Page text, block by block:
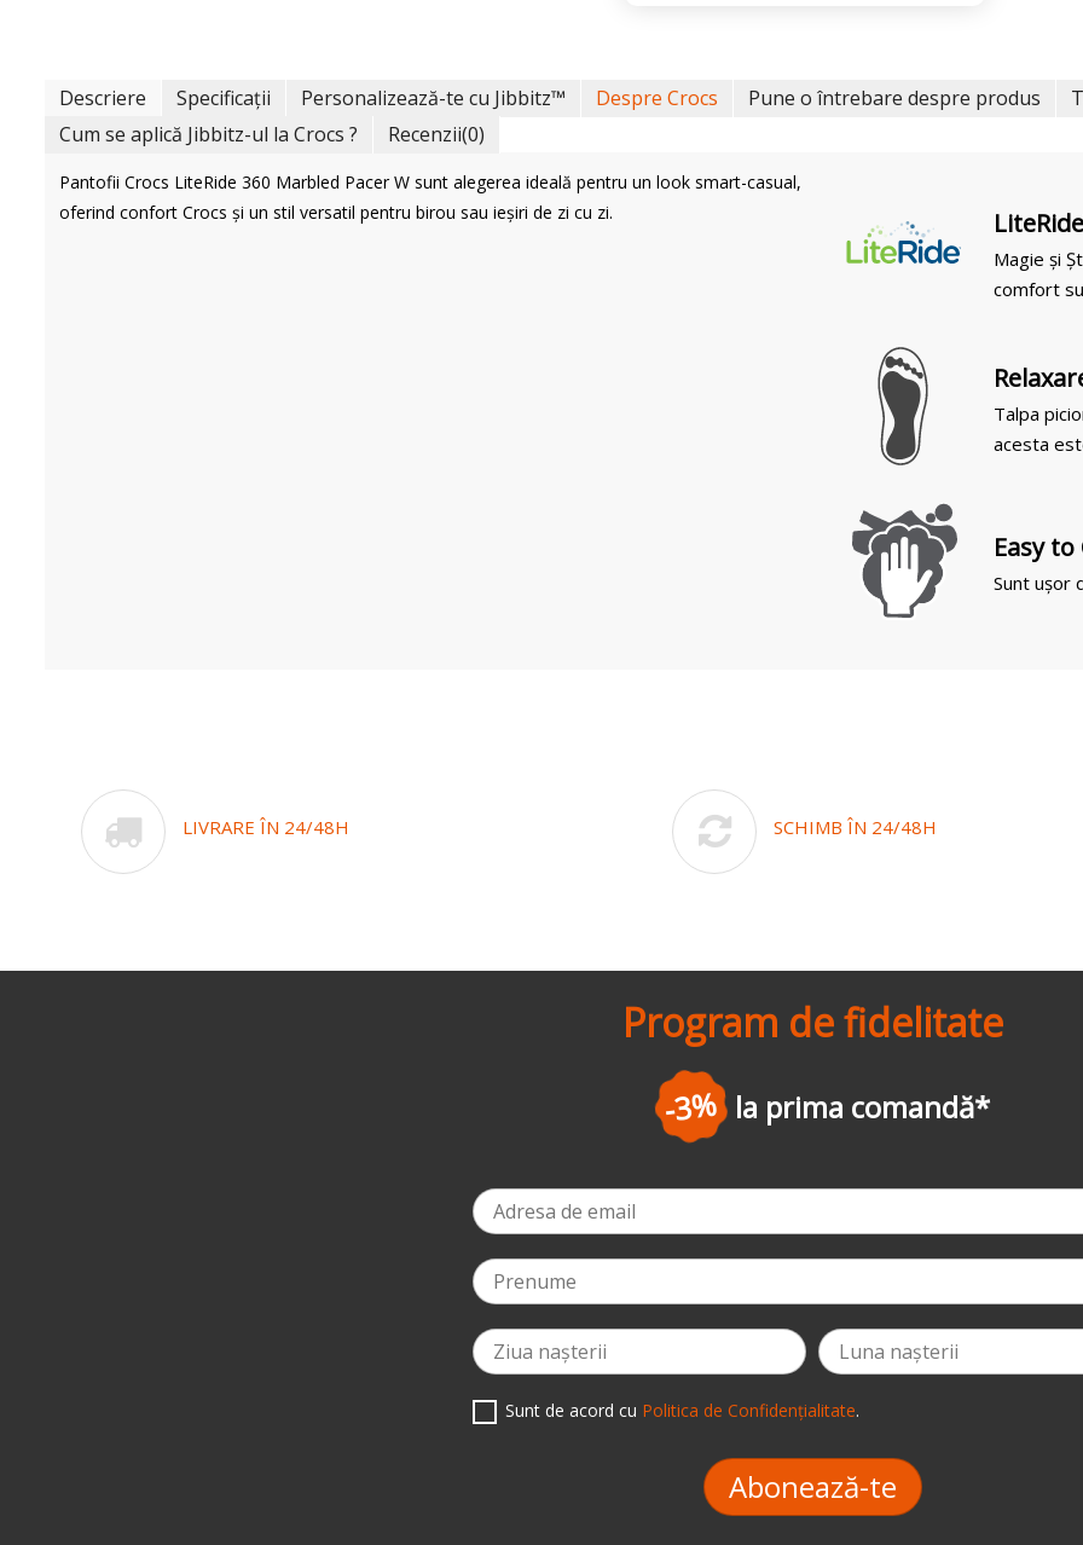
Descriere Specificații Personalizează-te cu Jibbitz™ Despre Crocs Pune o întrebare despre produs
Cum se aplică Jibbitz-ul la Crocs ?
Recenzii(0)
Pantofii Crocs LiteRide 360 Marbled Pacer W sunt alegerea ideală pentru un look smart-casual,
oferind confort Crocs și un stil versatil pentru birou sau ieșiri de zi cu zi.
Magie și
comfort
Talpa
acesta
Easy to
Sunt ușor
LIVRARE ÎN 24/48H SCHIMB ÎN 24/48H
Program de fidelitate
la prima comandă *
Sunt de acord cu Politica de Confidențialitate.
Abonează-te